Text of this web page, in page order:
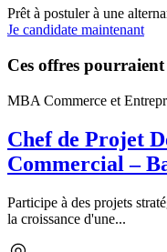
Prêt à postuler à une
Je candidate maintenant
Ces offres
MBA Commerce et
Chef de Projet
Commercial –
Participe à des projets
la croissance d'une...